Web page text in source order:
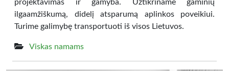
projektavimas ir gamyba. Užtikriname gaminių
ilgaamžiškumą, didelį atsparumą aplinkos poveikiui.
Turime galimybę transportuoti iš visos Lietuvos.
Viskas namams